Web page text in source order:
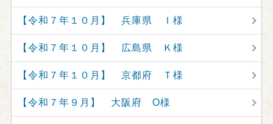
【令和７年１０月】 兵庫県 Ｉ様
【令和７年１０月】 広島県 Ｋ様
【令和７年１０月】 京都府 Ｔ様
【令和７年９月】 大阪府 O様